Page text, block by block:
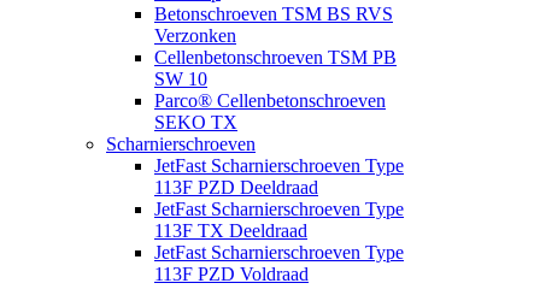
Betonschroeven TSM BS RVS
Verzonken
Cellenbetonschroeven TSM PB
SW 10
Parco® Cellenbetonschroeven
SEKO TX
Scharnierschroeven
JetFast Scharnierschroeven Type
113F PZD Deeldraad
JetFast Scharnierschroeven Type
113F TX Deeldraad
JetFast Scharnierschroeven Type
113F PZD Voldraad